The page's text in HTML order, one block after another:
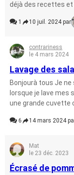
déjà des recettes et
1 10 juil. 2024 par
contrariness
le 4 mars 2024
Lavage des
Bonjourà tous Je
lorsque je lave mes
une grande cuvette
6 14 mars 2024
Mat
le 23 déc. 2023
Écrasé de